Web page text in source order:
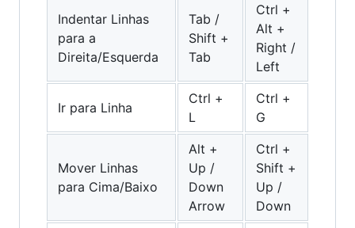
Indentar Linhas
para a
Direita/Esquerda
Tab /
Shift +
Tab
Ctrl +
Alt +
Right /
Left
Ir para Linha
Ctrl +
L
Ctrl +
G
Mover Linhas
para Cima/Baixo
Alt +
Up /
Down
Arrow
Ctrl +
Shift +
Up /
Down